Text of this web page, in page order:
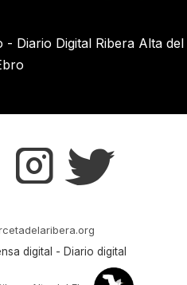
Diario Digital Ribera Alta del
t r
digital - Diario digital